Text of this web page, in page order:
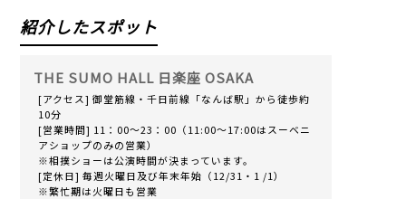
紹介したスポット
THE SUMO HALL 日楽座 OSAKA
[アクセス] 御堂筋線・千日前線「なんば駅」から徒歩約
10分
[営業時間] 11：00～23：00（11:00〜17:00はスーベニ
アショップのみの営業）
※相撲ショーは公演時間が決まっています。
[定休日] 毎週火曜日及び年末年始（12/31・1 /1）
※繁忙期は火曜日も営業